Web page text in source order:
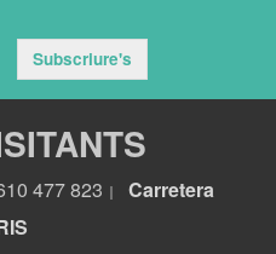
Subscriure's
477 823
Carretera